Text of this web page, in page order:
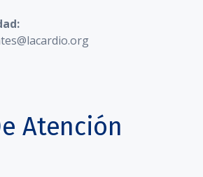
Atención